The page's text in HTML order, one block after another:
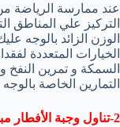
عند ممارسة الرياضة
التركيز علي المناطق
الوزن الزائد بالوجه
الخيارات المتعددة
السمكة و تمرين النفخ
التمارين الخاصة بالوجه
2-تناول وجبة الأفطار مبكرا وعلاقته بامكانية تنحيف الوجه :